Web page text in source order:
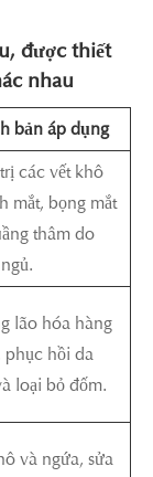
được thiết
nhau
bản áp dụng
các vết khô
mắt, bọng mắt
thâm do
lão hóa hàng
phục hồi da
loại bỏ đốm.
và ngứa, sửa